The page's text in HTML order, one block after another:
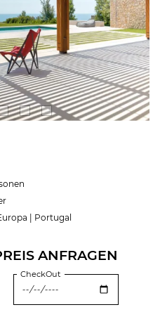
| Portugal
ANFRAGEN
CheckOut